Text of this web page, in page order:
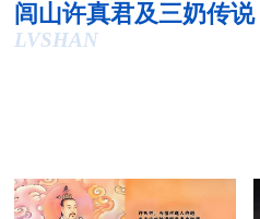
闾山许真君及三奶传说
LVSHAN